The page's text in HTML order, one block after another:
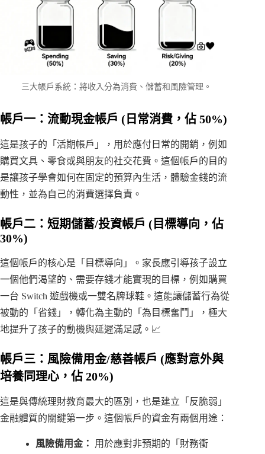
三大帳戶系統：將收入分為消費、儲蓄和風險管理。
帳戶一：流動現金帳戶 (日常消費，佔 50%)
這是孩子的「活期帳戶」，用於應付日常的開銷，例如
購買文具、零食或與朋友的社交花費。這個帳戶的目的
是讓孩子學會如何在固定的預算內生活，體驗金錢的流
動性，並為自己的消費選擇負責。
帳戶二：短期儲蓄/投資帳戶 (目標導向，佔
30%)
這個帳戶的核心是「目標導向」。家長應引導孩子設立
一個他們渴望的、需要存錢才能實現的目標，例如購買
一台 Switch 遊戲機或一雙名牌球鞋。這能讓儲蓄行為從
被動的「省錢」，轉化為主動的「為目標奮鬥」，極大
地提升了孩子的動機與延遲滿足感。📈
帳戶三：風險備用金/慈善帳戶 (應對意外與
培養同理心，佔 20%)
這是與傳統理財教育最大的區別，也是建立「反脆弱」
金融體質的關鍵第一步。這個帳戶的資金有兩個用途：
風險備用金：
用於應對非預期的「財務衝